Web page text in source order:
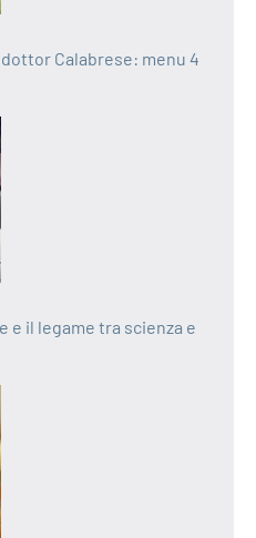
Calabrese: menu 4
e il legame tra scienza e